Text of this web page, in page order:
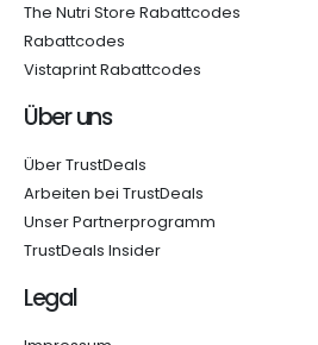
The Nutri Store Rabattcodes
Rabattcodes
Vistaprint Rabattcodes
Über uns
Über TrustDeals
Arbeiten bei TrustDeals
Unser Partnerprogramm
TrustDeals Insider
Legal